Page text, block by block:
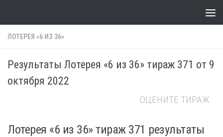
ЛОТЕРЕЯ «6 ИЗ 36»
Результаты Лотерея «6 из 36» тираж 371 от 9
октября 2022
ОЦЕНИТЕ ТИРАЖ
Лотерея «6 из 36» тираж 371 результаты